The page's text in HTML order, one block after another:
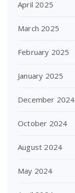
April 2025
March 2025
February 2025
January 2025
December 2024
October 2024
August 2024
May 2024